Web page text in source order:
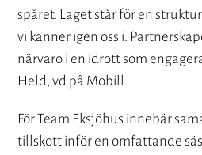
spåret. Laget står för en
vi känner igen oss i.
närvaro i en idrott som
Held, vd på Mobill.
För Team Eksjöhus innebär
tillskott inför en omfattande